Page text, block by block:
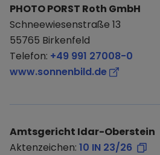
PHOTO PORST Roth GmbH
Schneewiesenstraße 13
55765 Birkenfeld
Telefon: +49 991 27008-0
www.sonnenbild.de
Amtsgericht Idar-Oberstein
Aktenzeichen: 10 IN 23/26